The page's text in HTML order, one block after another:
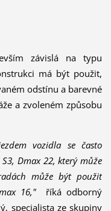
závislá na typu
má být použit,
odstínu a barevné
a zvoleném způsobu
vozidla se často
Dmax 22, který může
může být použit
16," říká odborný
specialista ze skupiny